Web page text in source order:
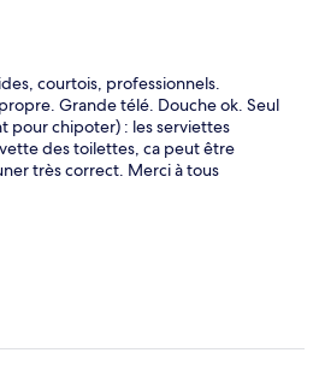
courtois, professionnels.
Grande télé. Douche ok. Seul
pour chipoter) : les serviettes
des toilettes, ca peut être
très correct. Merci à tous